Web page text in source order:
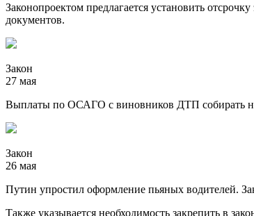
Законопроектом предлагается установить
документов.
Закон
27 мая
Выплаты по ОСАГО с виновников ДТП собирать
Закон
26 мая
Путин упростил оформление пьяных водителей.
Также указывается необходимость закрепить в